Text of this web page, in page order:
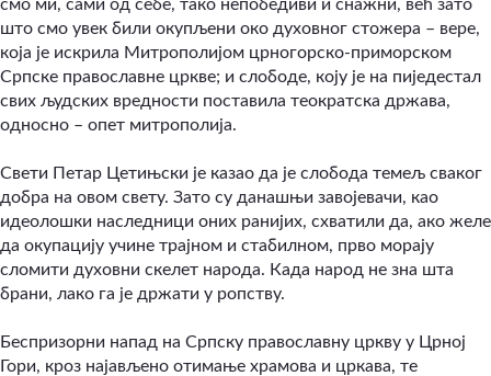
смо ми, сами од себе, тако непобедиви и снажни, већ зато
што смо увек били окупљени око духовног стожера – вере,
која је искрила Митрополијом црногорско-приморском
Српске православне цркве; и слободе, коју је на пиједестал
свих људских вредности поставила теократска држава,
односно – опет митрополија.
Свети Петар Цетињски је казао да је слобода темељ сваког
добра на овом свету. Зато су данашњи завојевачи, као
идеолошки наследници оних ранијих, схватили да, ако желе
да окупацију учине трајном и стабилном, прво морају
сломити духовни скелет народа. Када народ не зна шта
брани, лако га је држати у ропству.
Беспризорни напад на Српску православну цркву у Црној
Гори, кроз најављено отимање храмова и цркава, те